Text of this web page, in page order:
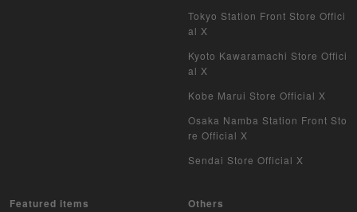
Tokyo Station Front Store Offici
al X
Kyoto Kawaramachi Store Offici
al X
Kobe Marui Store Official X
Osaka Namba Station Front Sto
re Official X
Sendai Store Official X
Featured items Others